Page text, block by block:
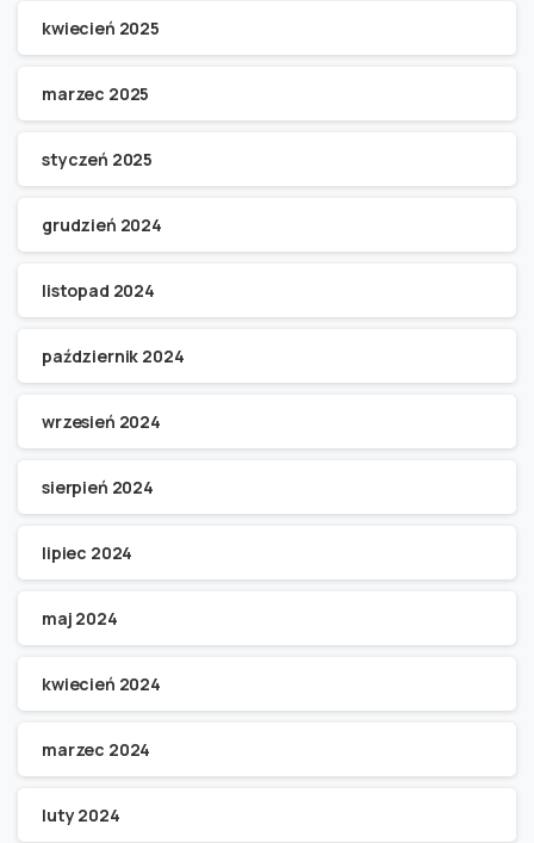
kwiecień 2025
marzec 2025
styczeń 2025
grudzień 2024
listopad 2024
październik 2024
wrzesień 2024
sierpień 2024
lipiec 2024
maj 2024
kwiecień 2024
marzec 2024
luty 2024